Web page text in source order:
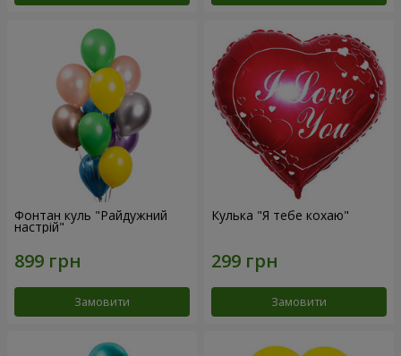
Фонтан куль "Райдужний
настрій"
Замовити
Кулька "Я тебе кохаю"
Замовити